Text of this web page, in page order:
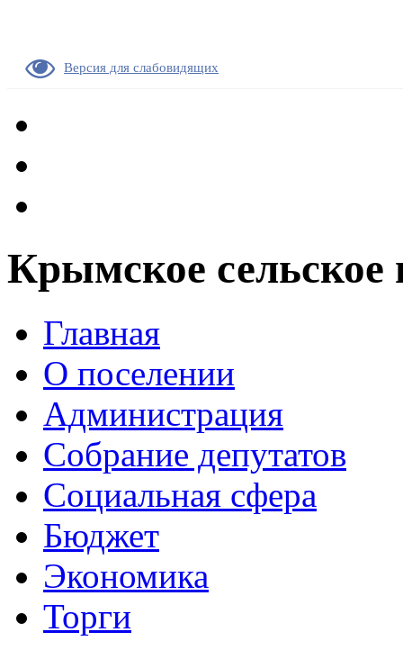
Версия для слабовидящих
Крымское сельское
Главная
О поселении
Администрация
Собрание депутатов
Социальная сфера
Бюджет
Экономика
Торги